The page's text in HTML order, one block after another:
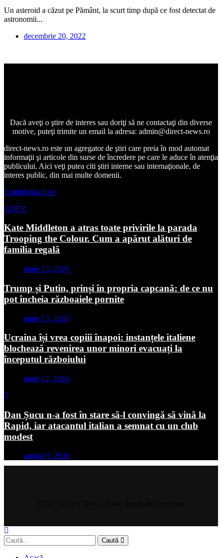
Un asteroid a căzut pe Pământ, la scurt timp după ce fost detectat de
astronomii...
decembrie 20, 2022
Dacă aveţi o ştire de interes sau doriţi să ne contactaţi din diverse
motive, puteţi trimite un email la adresa: admin@direct-news.ro
direct-news.ro este un agregator de ştiri care preia în mod automat
informaţii şi articole din surse de încredere pe care le aduce în atenţia
publicului. Aici veţi putea citi ştiri interne sau internaţionale, de
interes public, din mai multe domenii.
Confidentialitate
GDPR
Kate Middleton a atras toate privirile la parada
Trooping the Colour. Cum a apărut alături de
familia regală
iunie 13, 2026
Trump și Putin, prinși în propria capcană: de ce nu
pot încheia războaiele pornite
iunie 13, 2026
Ucraina își vrea copiii înapoi: instanțele italiene
blochează revenirea unor minori evacuați la
începutul războiului
iunie 12, 2026
Dan Șucu n-a fost în stare să-l convingă să vină la
Rapid, iar atacantul italian a semnat cu un club
modest
august 9, 2026
Caută